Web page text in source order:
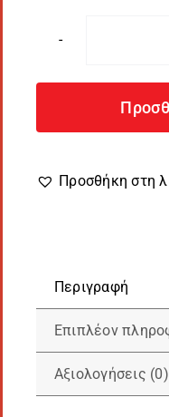
Προσθήκη στη
Περιγραφή
Επιπλέον
Αξιολογήσεις (0)